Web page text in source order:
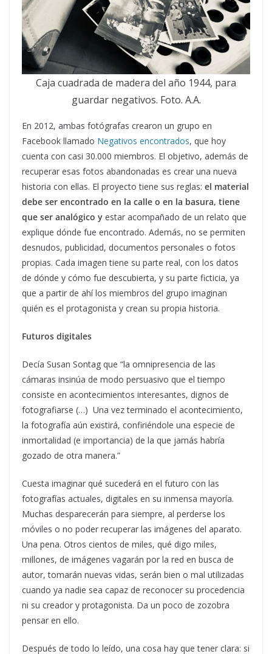
Caja cuadrada de madera del año 1944, para
guardar negativos. Foto. A.A.
En 2012, ambas fotógrafas crearon un grupo en
Facebook llamado Negativos encontrados, que hoy
cuenta con casi 30.000 miembros. El objetivo, además de
recuperar esas fotos abandonadas es crear una nueva
historia con ellas. El proyecto tiene sus reglas: el material
debe ser encontrado en la calle o en la basura, tiene
que ser analógico y estar acompañado de un relato que
explique dónde fue encontrado. Además, no se permiten
desnudos, publicidad, documentos personales o fotos
propias. Cada imagen tiene su parte real, con los datos
de dónde y cómo fue descubierta, y su parte ficticia, ya
que a partir de ahí los miembros del grupo imaginan
quién es el protagonista y crean su propia historia.
Futuros digitales
Decía Susan Sontag que “la omnipresencia de las
cámaras insinúa de modo persuasivo que el tiempo
consiste en acontecimientos interesantes, dignos de
fotografiarse (…) Una vez terminado el acontecimiento,
la fotografía aún existirá, confiriéndole una especie de
inmortalidad (e importancia) de la que jamás habría
gozado de otra manera.”
Cuesta imaginar qué sucederá en el futuro con las
fotografías actuales, digitales en su inmensa mayoría.
Muchas desparecerán para siempre, al perderse los
móviles o no poder recuperar las imágenes del aparato.
Una pena. Otros cientos de miles, qué digo miles,
millones, de imágenes vagarán por la red en busca de
autor, tomarán nuevas vidas, serán bien o mal utilizadas
cuando ya nadie sea capaz de reconocer su procedencia
ni su creador y protagonista. Da un poco de zozobra
pensar en ello.
Después de todo lo leído, una cosa hay que tener clara: si